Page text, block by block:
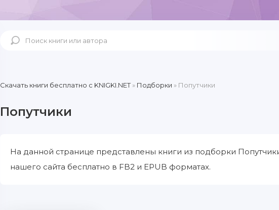
Скачать книги бесплатно c KNIGKI.NET» Подборки » Попутчики
Попутчики
На данной странице представлены книги из подборки
нашего сайта бесплатно в FB2 и EPUB форматах.